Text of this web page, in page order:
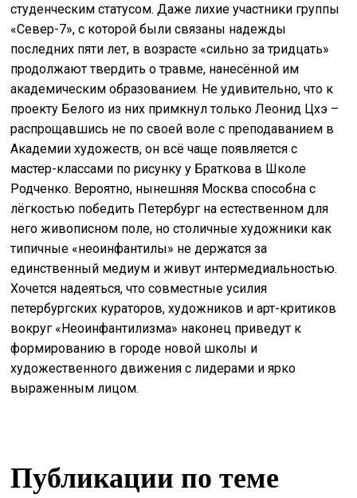
студенческим статусом. Даже лихие участники группы
«Север-7», с которой были связаны надежды
последних пяти лет, в возрасте «сильно за тридцать»
продолжают твердить о травме, нанесённой им
академическим образованием. Не удивительно, что к
проекту Белого из них примкнул только Леонид Цхэ –
распрощавшись не по своей воле с преподаванием в
Академии художеств, он всё чаще появляется с
мастер-классами по рисунку у Браткова в Школе
Родченко. Вероятно, нынешняя Москва способна с
лёгкостью победить Петербург на естественном для
него живописном поле, но столичные художники как
типичные «неоинфантилы» не держатся за
единственный медиум и живут интермедиальностью.
Хочется надеяться, что совместные усилия
петербургских кураторов, художников и арт-критиков
вокруг «Неоинфантилизма» наконец приведут к
формированию в городе новой школы и
художественного движения с лидерами и ярко
выраженным лицом.
Публикации по теме